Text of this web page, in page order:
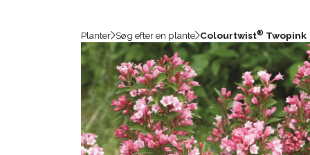
Planter Søg efter en plante Colourtwist® Twopink